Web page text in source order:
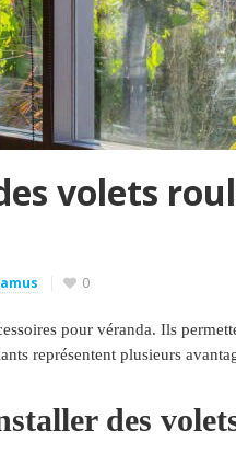
volets
0
pour véranda. Ils
représentent plusieurs
des